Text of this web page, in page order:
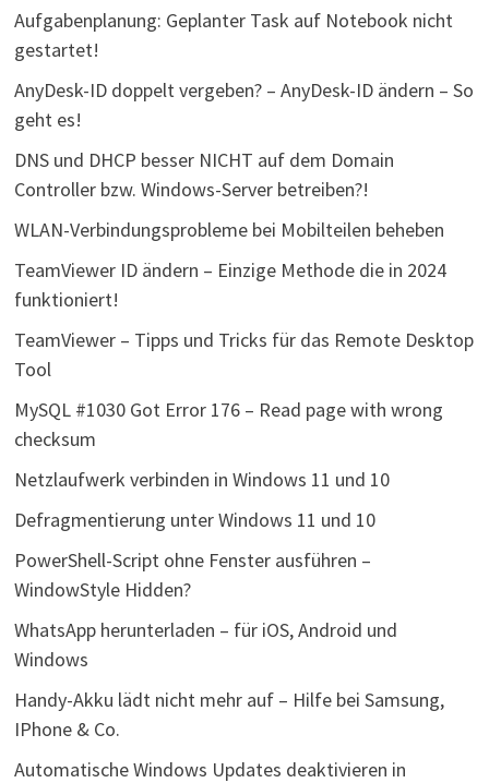
Aufgabenplanung: Geplanter Task auf Notebook nicht
gestartet!
AnyDesk-ID doppelt vergeben? – AnyDesk-ID ändern – So
geht es!
DNS und DHCP besser NICHT auf dem Domain
Controller bzw. Windows-Server betreiben?!
WLAN-Verbindungsprobleme bei Mobilteilen beheben
TeamViewer ID ändern – Einzige Methode die in 2024
funktioniert!
TeamViewer – Tipps und Tricks für das Remote Desktop
Tool
MySQL #1030 Got Error 176 – Read page with wrong
checksum
Netzlaufwerk verbinden in Windows 11 und 10
Defragmentierung unter Windows 11 und 10
PowerShell-Script ohne Fenster ausführen –
WindowStyle Hidden?
WhatsApp herunterladen – für iOS, Android und
Windows
Handy-Akku lädt nicht mehr auf – Hilfe bei Samsung,
IPhone & Co.
Automatische Windows Updates deaktivieren in